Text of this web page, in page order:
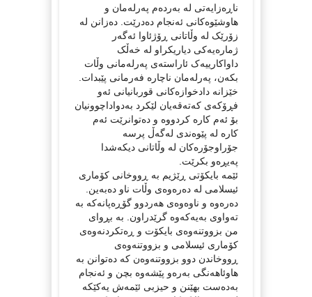
ناڕەزایەتی لە بەردەم پەرلەمان و
هاوشێوەکانی ئەنجام دەدرێت. دەزانن لە
زۆرێک لە وڵاتانی ڕۆژئاوا ئەگەر
ژمارەیەکی دیاریکراو لە خەڵک
داواکارییەک ئاراستەی پەرلەمانی وڵات
بکەن، پەرلەمان ناچارە فەرمانی پێبدات.
خێزانە دادخوازەکانی قوربانیانی ئەو
فڕۆکەی کەتەقەیان لێکرد بەدواداچوونیان
بۆ ئەم کارە کردووە و دەتوانرێت ئەم
کارە لە پێوەندی لەگەڵ پرسە
جۆراوجۆرەکان لە وڵاتانی دیکەشدا
پەیڕەو بکرێت.
ئێمە بایکۆتی ڕێژیم بە ڕووخانی کۆماری
ئیسلامی لە دەرەوەی وڵات ناو دەبەین.
دەرەوە و ناوەوەی هەردوو گۆڕەپانەکە بە
تەواوی بەیەکەوە گرێدراون. بە بڕوای
من بزووتنەوەی بایکۆت و ڕەتکردنەوەی
کۆماری ئیسلامی و بزووتنەوەی
ڕووخاندن دوو بزووتنەوەن کە دەتوانن بە
هاوئاهەنگی بەرەو پێشەوە بچن و ئەنجام
بەدەست بهێنن و حیزبی ئێمەش یەکێکە